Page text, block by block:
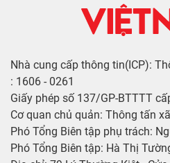
Nhà cung cấp thông tin(ICP):
: 1606 - 0261
Giấy phép số 137/GP-BTTTT
Cơ quan chủ quản: Thông tấn
Phó Tổng Biên tập phụ trách:
Phó Tổng Biên tập: Hà Thị